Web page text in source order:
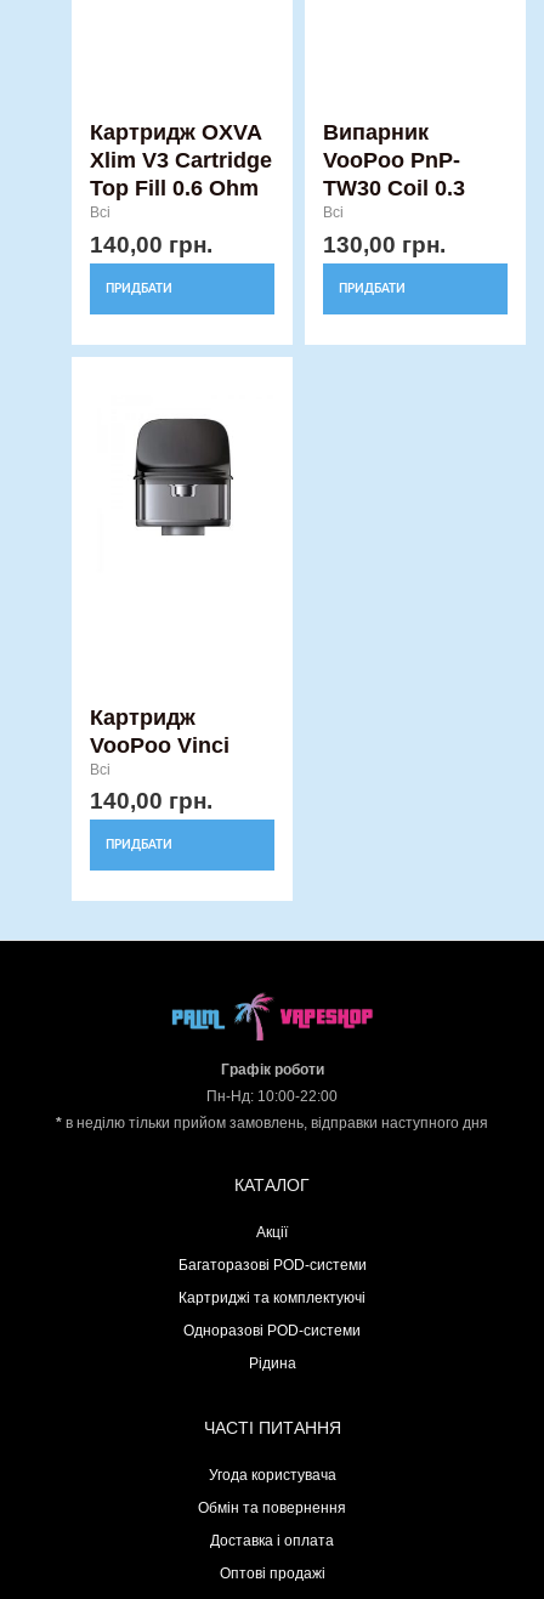
Картридж OXVA
Xlim V3 Cartridge
Top Fill 0.6 Ohm
Всі
140,00 грн.
ПРИДБАТИ
Випарник
VooPoo PnP-
TW30 Coil 0.3
Всі
130,00 грн.
ПРИДБАТИ
Картридж
VooPoo Vinci
Всі
140,00 грн.
ПРИДБАТИ
Графік роботи
Пн-Нд: 10:00-22:00
* в неділю тільки прийом замовлень, відправки наступного дня
КАТАЛОГ
Акції
Багаторазові POD-системи
Картриджі та комплектуючі
Одноразові POD-системи
Рідина
ЧАСТІ ПИТАННЯ
Угода користувача
Обмін та повернення
Доставка і оплата
Оптові продажі